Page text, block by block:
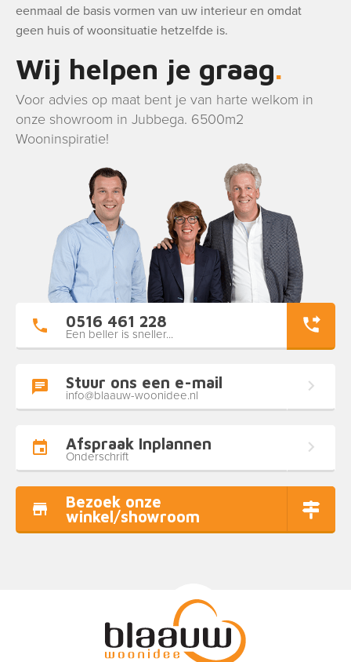
eenmaal de basis vormen van uw interieur en omdat
geen huis of woonsituatie hetzelfde is.
Wij helpen je graag
Voor advies op maat bent je van harte welkom in
onze showroom in Jubbega. 6500m2
Wooninspiratie!
0516 461 228
Een beller is sneller...
Stuur ons een e-mail
info@blaauw-woonidee.nl
Afspraak Inplannen
Onderschrift
Bezoek onze
winkel/showroom